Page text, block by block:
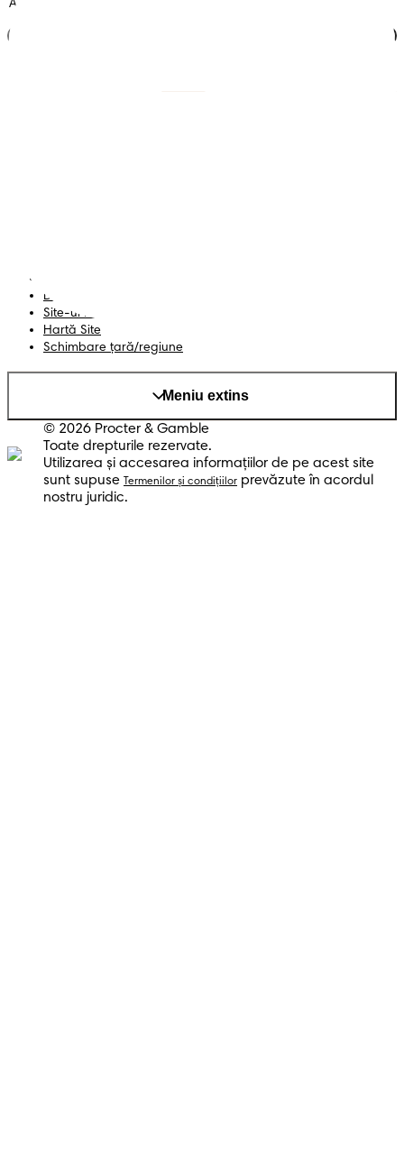
Datele Mele
Site-ul PG
Hartă Site
Schimbare ţară/regiune
Meniu extins
© 2026 Procter & Gamble
Toate drepturile rezervate.
Utilizarea şi accesarea informaţiilor de pe acest site
sunt supuse
Termenilor şi condiţiilor prevăzute în acordul
nostru juridic.